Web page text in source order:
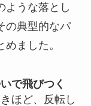
ような落とし
の典型的なパ
ました。
で飛びつく
ほど、反転し